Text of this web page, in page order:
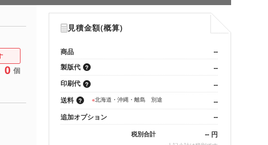
0 個
見積金額(概算)
商品
--
製版代
--
印刷代
--
送料
※北海道・沖縄・離島 別途
--
追加オプション
--
税別合計 -- 円